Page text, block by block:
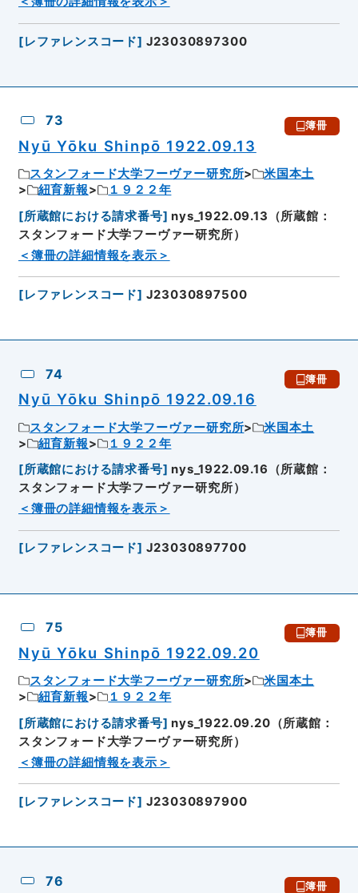
[レファレンスコード] J23030897300
73 簿冊
Nyū Yōku Shinpō 1922.09.13
スタンフォード大学フーヴァー研究所
米国本土
紐育新報
１９２２年
[所蔵館における請求番号] nys_1922.09.13（所蔵館：
スタンフォード大学フーヴァー研究所）
＜簿冊の詳細情報を表示＞
[レファレンスコード] J23030897500
74 簿冊
Nyū Yōku Shinpō 1922.09.16
スタンフォード大学フーヴァー研究所
米国本土
紐育新報
１９２２年
[所蔵館における請求番号] nys_1922.09.16（所蔵館：
スタンフォード大学フーヴァー研究所）
＜簿冊の詳細情報を表示＞
[レファレンスコード] J23030897700
75 簿冊
Nyū Yōku Shinpō 1922.09.20
スタンフォード大学フーヴァー研究所
米国本土
紐育新報
１９２２年
[所蔵館における請求番号] nys_1922.09.20（所蔵館：
スタンフォード大学フーヴァー研究所）
＜簿冊の詳細情報を表示＞
[レファレンスコード] J23030897900
76 簿冊